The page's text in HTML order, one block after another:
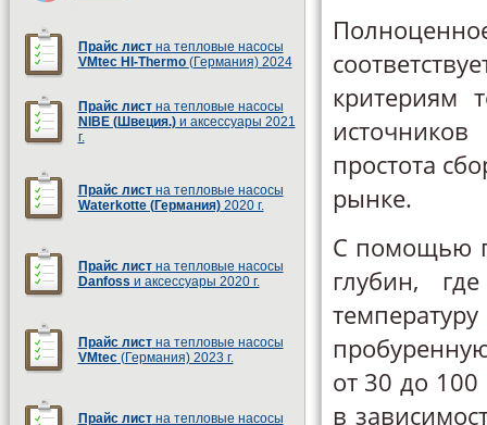
Прайс лист на тепловые насосы
VMtec HI-Thermo (Германия) 2024
Прайс листна тепловые насосы
NIBE (Швеция.)и аксессуары 2021
г.
Прайс лист на тепловые насосы
Waterkotte (Германия)2020 г.
Прайс листна тепловые насосы
Danfoss и аксессуары 2020 г.
Прайс листна тепловые насосы
VMtec(Германия) 2023 г.
Прайс листна тепловые насосы
критериям
простота
рынке.
С помощью
глубин,
от 30 до
в